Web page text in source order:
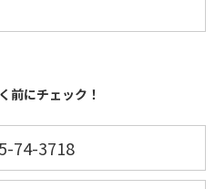
前にチェック！
74-3718